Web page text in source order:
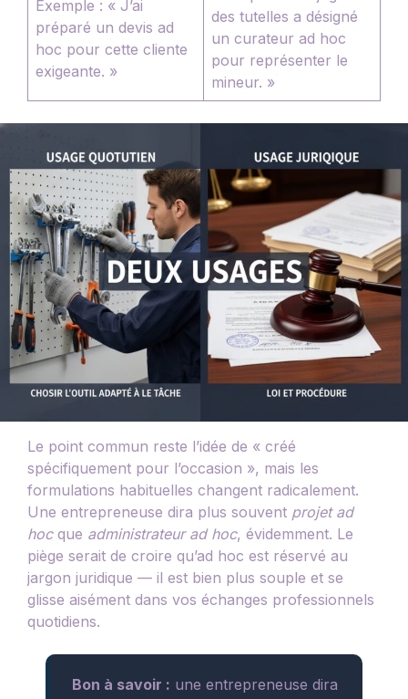
Exemple : « J’ai
préparé un devis ad
hoc pour cette cliente
exigeante. »
des tutelles a désigné
un curateur ad hoc
pour représenter le
mineur. »
Le point commun reste l’idée de « créé
spécifiquement pour l’occasion », mais les
formulations habituelles changent radicalement.
Une entrepreneuse dira plus souvent projet ad
hocque administrateur ad hoc, évidemment. Le
piège serait de croire qu’ad hoc est réservé au
jargon juridique — il est bien plus souple et se
glisse aisément dans vos échanges professionnels
quotidiens.
Bon à savoir : une entrepreneuse dira